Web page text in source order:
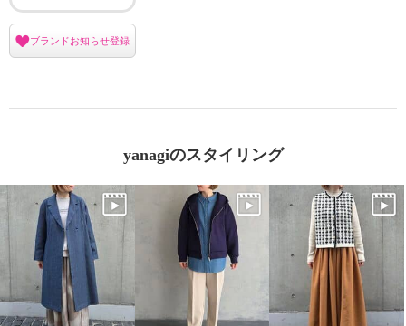
ブランドお知らせ登録
yanagiのスタイリング